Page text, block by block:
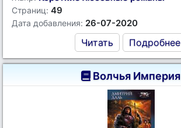
Страниц: 49
Дата добавления: 26-07-2020
Читать Подробнее
Волчья Империя